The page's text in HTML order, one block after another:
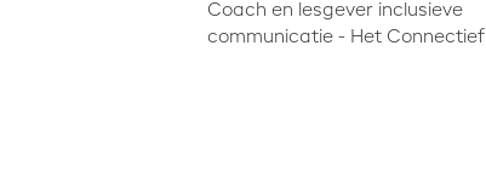
Coach en lesgever inclusieve
communicatie - Het Connectief